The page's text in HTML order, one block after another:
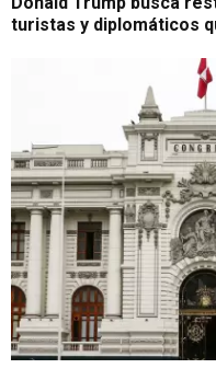
turistas y diplomáticos